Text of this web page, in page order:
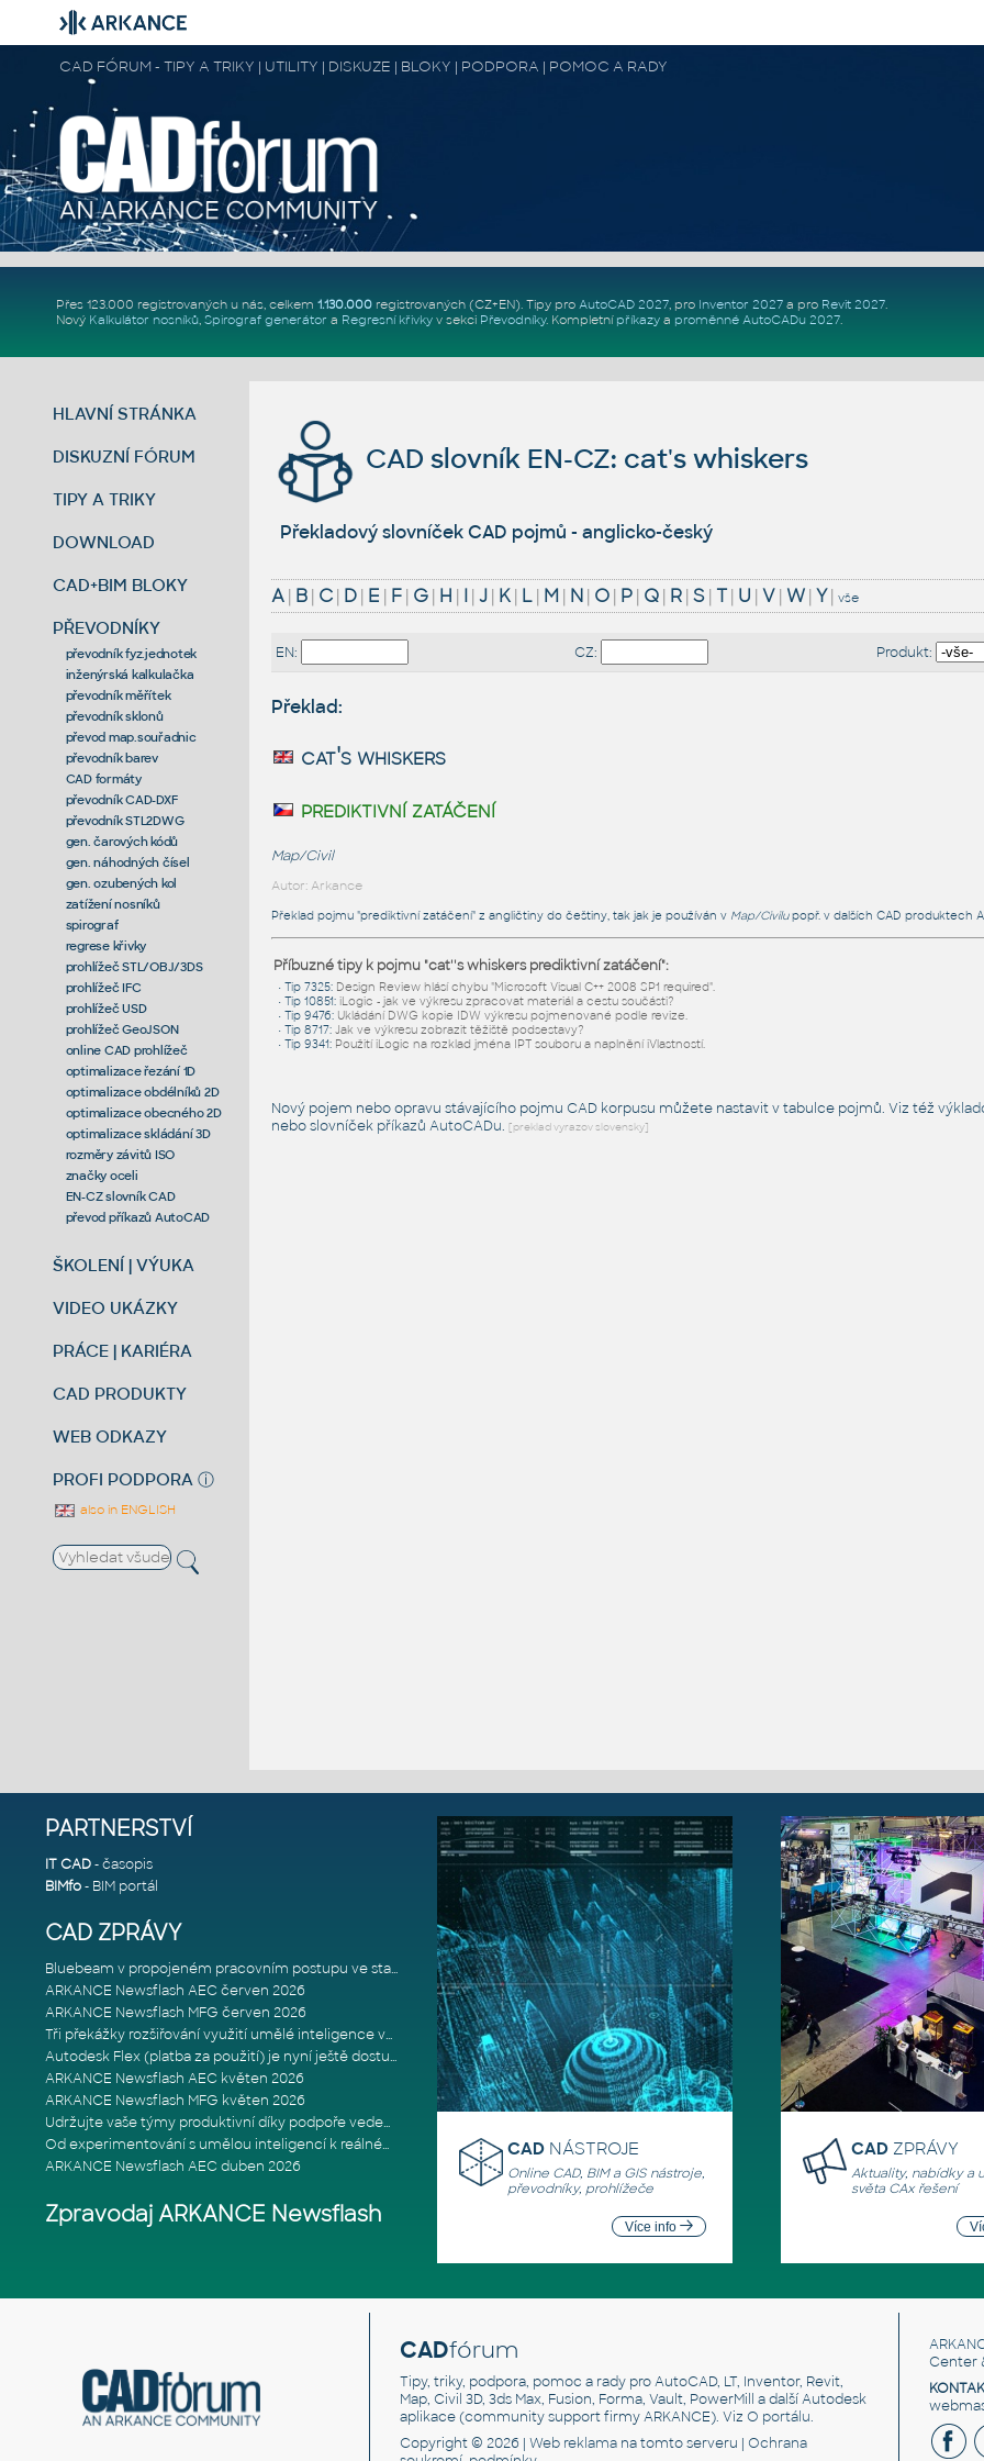
CAD FÓRUM - TIPY A TRIKY | UTILITY | DISKUZE | BLOKY | PODPORA | POMOC A RADY
Přes 123.000 registrovaných u nás, celkem 1.130.000registrovaných (CZ+EN). Tipy pro AutoCAD 2027, pro Inventor 2027a pro Revit 2027.
Nový Kalkulátor nosníků, Spirograf generátor a Regresní křivkyv sekci Převodníky. Kompletní příkazya proměnné AutoCADu 2027.
HLAVNÍ STRÁNKA
DISKUZNÍ FÓRUM
TIPY A TRIKY
DOWNLOAD
CAD+BIM BLOKY
PŘEVODNÍKY
převodník fyz.jednotek
inženýrská kalkulačka
převodník měřítek
převodník sklonů
převod map.souřadnic
převodník barev
CAD formáty
převodník CAD-DXF
převodník STL2DWG
gen. čarových kódů
gen. náhodných čísel
gen. ozubených kol
zatížení nosníků
spirograf
regrese křivky
prohlížeč STL/OBJ/3DS
prohlížeč IFC
prohlížeč USD
prohlížeč GeoJSON
online CAD prohlížeč
optimalizace řezání 1D
optimalizace obdélníků 2D
optimalizace obecného 2D
optimalizace skládání 3D
rozměry závitů ISO
značky oceli
EN-CZ slovník CAD
převod příkazů AutoCAD
ŠKOLENÍ | VÝUKA
VIDEO UKÁZKY
PRÁCE | KARIÉRA
CAD PRODUKTY
WEB ODKAZY
PROFI PODPORA ⓘ
also in ENGLISH
CAD slovník EN-CZ: cat's whiskers
Překladový slovníček CAD pojmů - anglicko-český
A| B| C| D| E | F| G| H | I | J| K| L| M | N| O| P| Q| R| S| T| U | V| W| Y| vše
EN: CZ: Produkt:
Překlad:
cat's whiskers
prediktivní zatáčení
Map/Civil
Autor: Arkance
Překlad pojmu "prediktivní zatáčení" z angličtiny do češtiny, tak jak je používán v Map/Civilupopř. v dalších CAD produktech
Příbuzné tipy k pojmu "cat''s whiskers prediktivní zatáčení":
• Tip 7325: Design Review hlásí chybu "Microsoft Visual C++ 2008 SP1 required".
• Tip 10851: iLogic - jak ve výkresu zpracovat materiál a cestu součásti?
• Tip 9476: Ukládání DWG kopie IDW výkresu pojmenované podle revize.
• Tip 8717: Jak ve výkresu zobrazit těžiště podsestavy?
• Tip 9341: Použití iLogic na rozklad jména IPT souboru a naplnění iVlastností.
Nový pojem nebo opravu stávajícího pojmu CAD korpusu můžete nastavit v tabulce pojmů. Viz též
nebo slovníček příkazů AutoCADu. [preklad vyrazov slovensky]
PARTNERSTVÍ
IT CAD- časopis
BIMfo- BIM portál
CAD ZPRÁVY
Bluebeam v propojeném pracovním postupu ve stavebnictví: Proč je int
ARKANCE Newsflash AEC červen 2026
ARKANCE Newsflash MFG červen 2026
Tři překážky rozšiřování využití umělé inteligence ve stavebním prům
Autodesk Flex (platba za použití) je nyní ještě dostupnější
ARKANCE Newsflash AEC květen 2026
ARKANCE Newsflash MFG květen 2026
Udržujte vaše týmy produktivní díky podpoře vedené odborníky
Od experimentování s umělou inteligencí k reálnému dopadu na podniká
ARKANCE Newsflash AEC duben 2026
Zpravodaj ARKANCE Newsflash
CAD NÁSTROJE
Online CAD, BIM a GIS nástroje,
převodníky, prohlížeče
Více info
CAD ZPRÁVY
Aktuality, nabídky a
světa CAx řešení
CADfórum
Tipy, triky, podpora, pomoc a rady pro AutoCAD, LT, Inventor, Revit,
Map, Civil 3D, 3ds Max, Fusion, Forma, Vault, PowerMill a další Autodesk
aplikace (community support firmy ARKANCE). Viz O portálu.
Copyright © 2026 | Web reklamana tomto serveru | Ochrana
Center